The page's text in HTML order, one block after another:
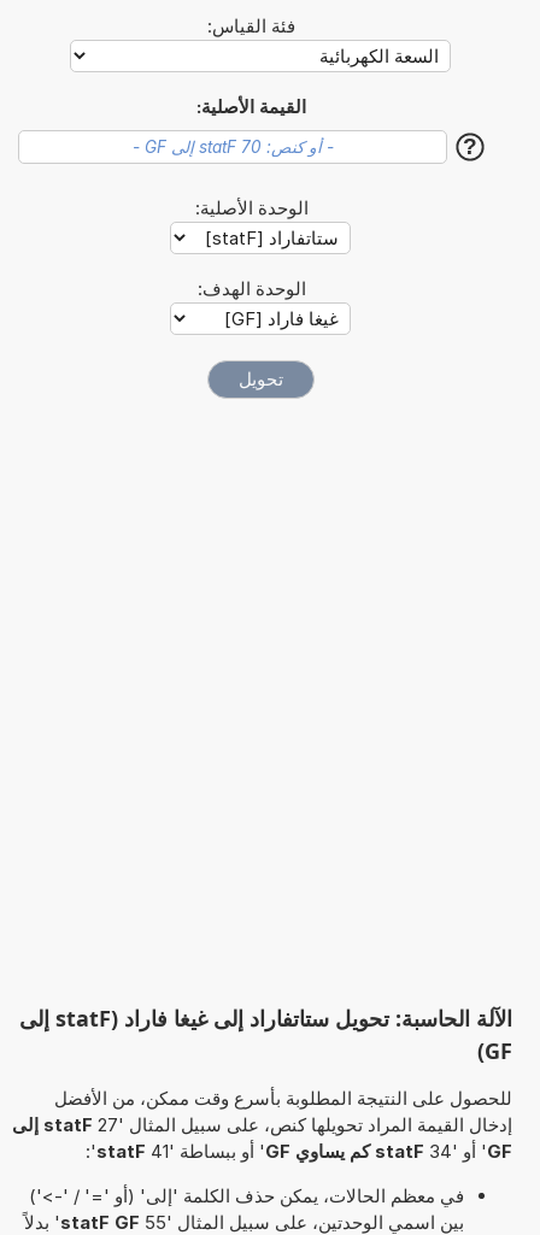
فئة القياس:
القيمة الأصلية:
?
الوحدة الأصلية:
الوحدة الهدف:
الآلة الحاسبة: تحويل ستاتفاراد إلى غيغا فاراد (statF إلى
GF)
للحصول على النتيجة المطلوبة بأسرع وقت ممكن، من الأفضل
إدخال القيمة المراد تحويلها كنص، على سبيل المثال '27
statF إلى
GF' أو '34 statF كم يساوي GF ' أو ببساطة '41 statF
':
في معظم الحالات، يمكن حذف الكلمة 'إلى' (أو '=' / '->')
بين اسمي الوحدتين، على سبيل المثال '55
statF GF' بدلاً